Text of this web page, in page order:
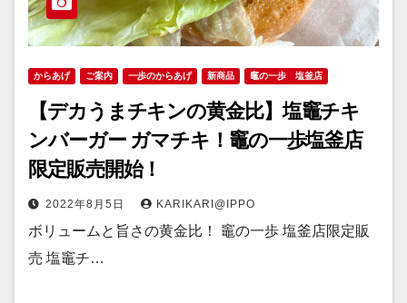
からあげ ご案内 一歩のからあげ 新商品 竈の一歩 塩釜店
【デカうまチキンの黄金比】塩竈チキ
ンバーガー ガマチキ！竈の一歩塩釜店
限定販売開始！
2022年8月5日 KARIKARI@IPPO
ボリュームと旨さの黄金比！ 竈の一歩 塩釜店限定販
売 塩竈チ…